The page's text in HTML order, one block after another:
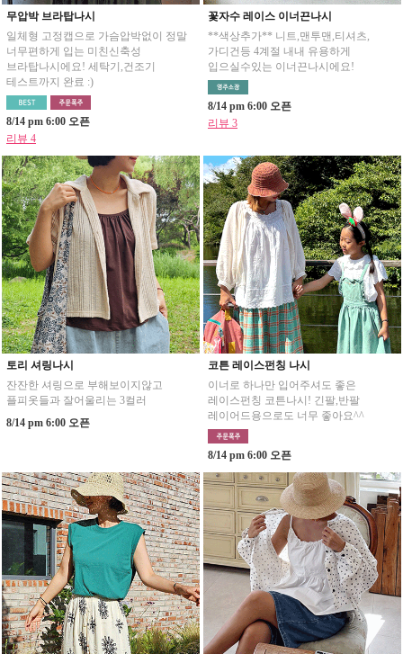
무압박 브라탑나시
일체형 고정캡으로 가슴압박없이 정말
너무편하게 입는 미친신축성
브라탑나시에요! 세탁기,건조기
테스트까지 완료 :)
8/14 pm 6:00 오픈
리뷰 4
꽃자수 레이스 이너끈나시
**색상추가** 니트,맨투맨,티셔츠,
가디건등 4계절 내내 유용하게
입으실수있는 이너끈나시에요!
8/14 pm 6:00 오픈
리뷰 3
토리 셔링나시
잔잔한 셔링으로 부해보이지않고
플피옷들과 잘어울리는 3컬러
8/14 pm 6:00 오픈
코튼 레이스펀칭 나시
이너로 하나만 입어주셔도 좋은
레이스펀칭 코튼나시! 긴팔,반팔
레이어드용으로도 너무 좋아요^^
8/14 pm 6:00 오픈